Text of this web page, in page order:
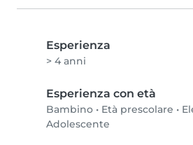
Esperienza
> 4 anni
Esperienza con età
Bambino • Età prescolare •
Adolescente